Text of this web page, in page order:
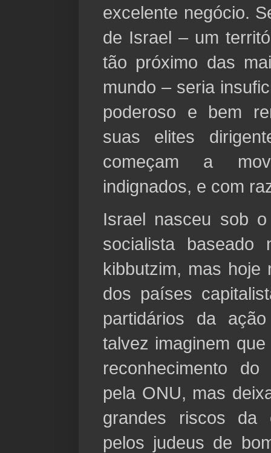
excelente negócio.
de Israel – um
tão próximo das
mundo – seria
poderoso e bem
suas elites
começam a
indignados, e com
Israel nasceu sob
socialista baseado
kibbutzim, mas hoje
dos países
partidários da
talvez imaginem
reconhecimento
pela ONU, mas
grandes riscos da
pelos judeus de